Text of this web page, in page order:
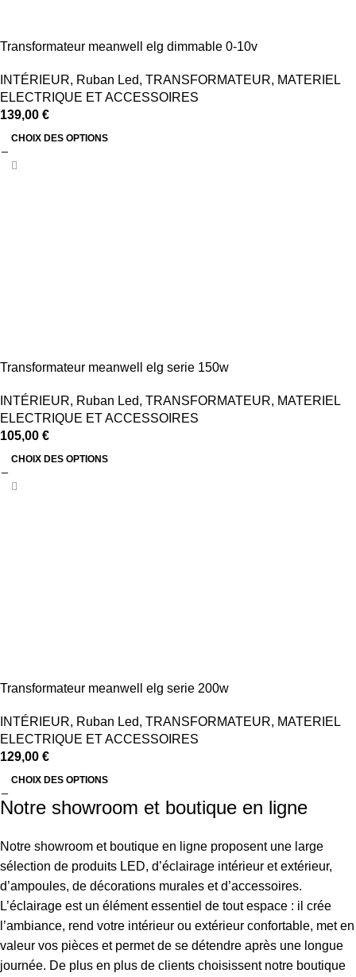
Transformateur meanwell elg dimmable 0-10v
INTÉRIEUR, Ruban Led, TRANSFORMATEUR, MATERIEL
ELECTRIQUE ET ACCESSOIRES
139,00 €
CHOIX DES OPTIONS
Transformateur meanwell elg serie 150w
INTÉRIEUR, Ruban Led, TRANSFORMATEUR, MATERIEL
ELECTRIQUE ET ACCESSOIRES
105,00 €
CHOIX DES OPTIONS
Transformateur meanwell elg serie 200w
INTÉRIEUR, Ruban Led, TRANSFORMATEUR, MATERIEL
ELECTRIQUE ET ACCESSOIRES
129,00 €
CHOIX DES OPTIONS
Notre showroom et boutique en ligne
Notre showroom et boutique en ligne proposent une large
sélection de produits LED, d’éclairage intérieur et extérieur,
d’ampoules, de décorations murales et d’accessoires.
L’éclairage est un élément essentiel de tout espace : il crée
l’ambiance, rend votre intérieur ou extérieur confortable, met en
valeur vos pièces et permet de se détendre après une longue
journée. De plus en plus de clients choisissent notre boutique